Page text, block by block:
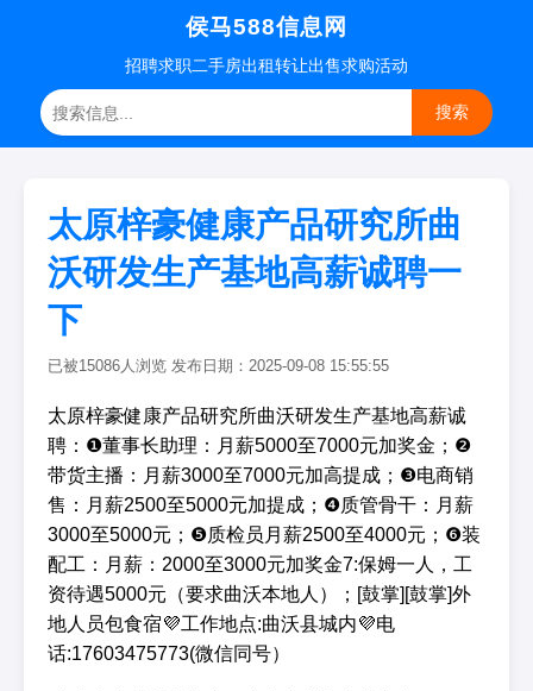
侯马588信息网
招聘求职二手房出租转让出售求购活动
搜索
太原梓豪健康产品研究所曲
沃研发生产基地高薪诚聘一
下
已被15086人浏览 发布日期：2025-09-08 15:55:55
太原梓豪健康产品研究所曲沃研发生产基地高薪诚
聘：❶董事长助理：月薪5000至7000元加奖金；❷
带货主播：月薪3000至7000元加高提成；❸电商销
售：月薪2500至5000元加提成；❹质管骨干：月薪
3000至5000元；❺质检员月薪2500至4000元；❻装
配工：月薪：2000至3000元加奖金7:保姆一人，工
资待遇5000元（要求曲沃本地人）；[鼓掌][鼓掌]外
地人员包食宿💜工作地点:曲沃县城内💜电
话:17603475773(微信同号）